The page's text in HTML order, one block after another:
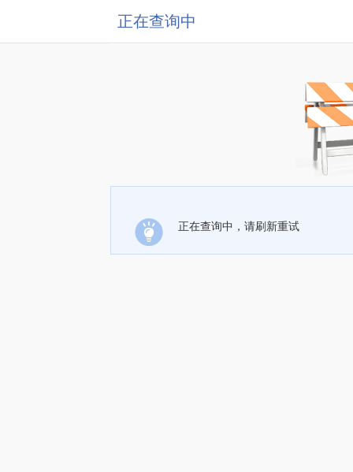
正在查询中
正在查询中，请刷新重试